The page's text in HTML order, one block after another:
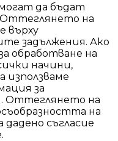
да бъдат
Оттеглянето на
върху
задължения. Ако
обработване на
начини,
използваме
за
Оттеглянето на
на
съгласие